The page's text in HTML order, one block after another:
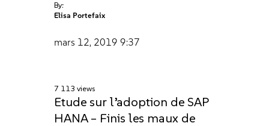
By:
Elisa Portefaix
mars 12, 2019 9:37
7 113 views
Etude sur l’adoption de SAP
HANA – Finis les maux de